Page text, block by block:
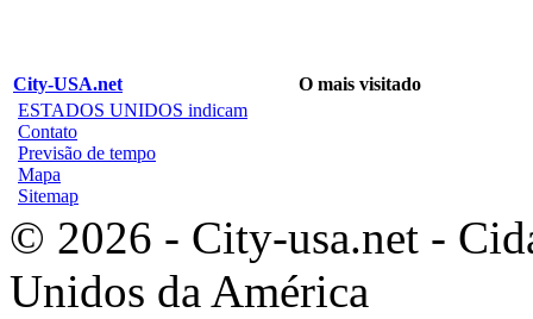
City-USA.net
O mais visitado
ESTADOS UNIDOS indicam
Contato
Previsão de tempo
Mapa
Sitemap
© 2026 - City-usa.net -
Unidos da América